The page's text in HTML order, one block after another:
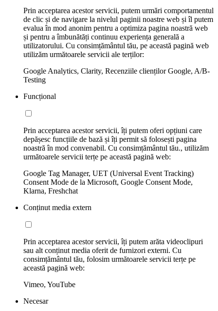
Prin acceptarea acestor servicii, putem urmări comportamentul
de clic și de navigare la nivelul paginii noastre web și îl putem
evalua în mod anonim pentru a optimiza pagina noastră web
și pentru a îmbunătăți continuu experiența generală a
utilizatorului. Cu consimțământul tău, pe această pagină web
utilizăm următoarele servicii ale terților:
Google Analytics, Clarity, Recenziile clienților Google, A/B-
Testing
Funcțional
Prin acceptarea acestor servicii, îți putem oferi opțiuni care
depășesc funcțiile de bază și îți permit să folosești pagina
noastră în mod convenabil. Cu consimțământul tău., utilizăm
următoarele servicii terțe pe această pagină web:
Google Tag Manager, UET (Universal Event Tracking)
Consent Mode de la Microsoft, Google Consent Mode,
Klarna, Freshchat
Conținut media extern
Prin acceptarea acestor servicii, îți putem arăta videoclipuri
sau alt conținut media oferit de furnizori externi. Cu
consimțământul tău, folosim următoarele servicii terțe pe
această pagină web:
Vimeo, YouTube
Necesar